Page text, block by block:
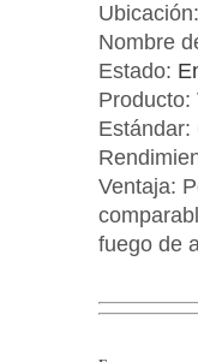
Nombre
Estado:
Producto:
Estándar:
Ventaja:
fuego de